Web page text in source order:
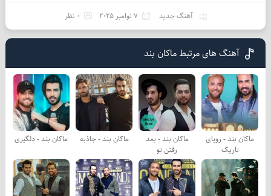
آهنگ جدید 7 نوامبر 2025 0 نظر
آهنگ های مرتبط ماکان بند
ماکان بند - رویای
تاریک
ماکان بند - بعد
رفتن تو
ماکان بند - جاذبه ماکان بند - دلگیری